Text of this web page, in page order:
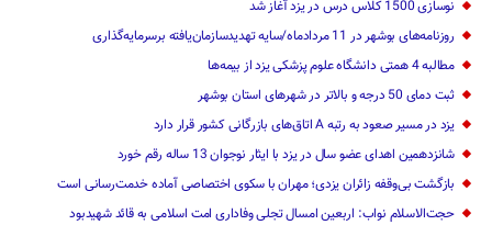
نوسازی 1500 کلاس درس در یزد آغاز شد
روزنامه‌های بوشهر در 11 مردادماه/سایه تهدیدسازمان‌یافته برسرمایه‌گذاری
مطالبه 4 همتی دانشگاه علوم پزشکی یزد از بیمه‌ها
ثبت دمای 50 درجه و بالاتر در شهرهای استان بوشهر
یزد در مسیر صعود به رتبه A اتاق‌های بازرگانی کشور قرار دارد
شانزدهمین اهدای عضو سال در یزد با ایثار نوجوان 13 ساله رقم خورد
بازگشت بی‌وقفه زائران یزدی؛ مهران با سکوی اختصاصی آماده خدمت‌رسانی است
حجت‌الاسلام نواب: اربعین امسال تجلی وفاداری امت اسلامی به قائد شهیدبود